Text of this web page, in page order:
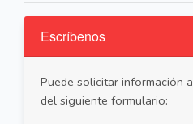
Escríbenos
Puede solicitar información a
del siguiente formulario: